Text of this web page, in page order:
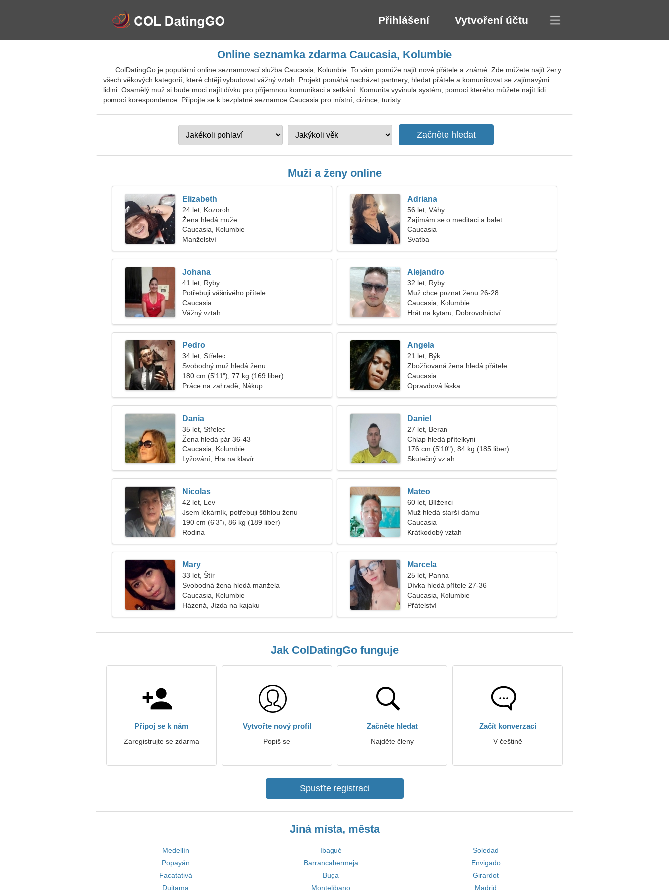
Přihlášení Vytvoření účtu
Online seznamka zdarma Caucasia, Kolumbie
ColDatingGo je populární online seznamovací služba Caucasia, Kolumbie. To vám pomůže najít nové přátele a známé. Zde můžete najít ženy
všech věkových kategorií, které chtějí vybudovat vážný vztah. Projekt pomáhá nacházet partnery, hledat přátele a komunikovat se zajímavými
lidmi. Osamělý muž si bude moci najít dívku pro příjemnou komunikaci a setkání. Komunita vyvinula systém, pomocí kterého můžete najít lidi
pomocí korespondence. Připojte se k bezplatné seznamce Caucasia pro místní, cizince, turisty.
Muži a ženy online
Elizabeth
24 let, Kozoroh
Žena hledá muže
Caucasia, Kolumbie
Manželství
Adriana
56 let, Váhy
Zajímám se o meditaci a balet
Caucasia
Svatba
Johana
41 let, Ryby
Potřebuji vášnivého přítele
Caucasia
Vážný vztah
Alejandro
32 let, Ryby
Muž chce poznat ženu 26-28
Caucasia, Kolumbie
Hrát na kytaru, Dobrovolnictví
Pedro
34 let, Střelec
Svobodný muž hledá ženu
180 cm (5'11"), 77 kg (169 liber)
Práce na zahradě, Nákup
Angela
21 let, Býk
Zbožňovaná žena hledá přátele
Caucasia
Opravdová láska
Dania
35 let, Střelec
Žena hledá pár 36-43
Caucasia, Kolumbie
Lyžování, Hra na klavír
Daniel
27 let, Beran
Chlap hledá přítelkyni
176 cm (5'10"), 84 kg (185 liber)
Skutečný vztah
Nicolas
42 let, Lev
Jsem lékárník, potřebuji štíhlou ženu
190 cm (6'3"), 86 kg (189 liber)
Rodina
Mateo
60 let, Blíženci
Muž hledá starší dámu
Caucasia
Krátkodobý vztah
Mary
33 let, Štír
Svobodná žena hledá manžela
Caucasia, Kolumbie
Házená, Jízda na kajaku
Marcela
25 let, Panna
Dívka hledá přítele 27-36
Caucasia, Kolumbie
Přátelství
Jak ColDatingGo funguje
Připoj se k nám
Zaregistrujte se zdarma
Vytvořte nový profil
Popiš se
Začněte hledat
Najděte členy
Začít konverzaci
V češtině
Spusťte registraci
Jiná místa, města
Medellín Ibagué
Soledad
Popayán
Barrancabermeja
Envigado
Facatativá
Buga
Girardot
Duitama
Montelíbano Madrid